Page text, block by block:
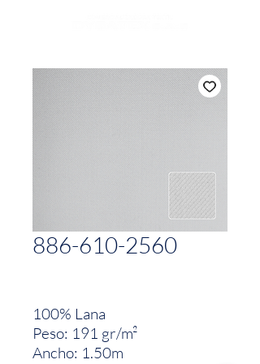
886-610-2560
100% Lana
Peso: 191 gr/m²
Ancho: 1.50m